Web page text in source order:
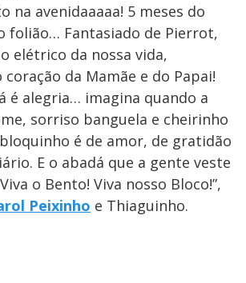
na avenidaaaaa! 5 meses do
folião… Fantasiado de Pierrot,
elétrico da nossa vida,
da Mamãe e do Papai!
é alegria… imagina quando a
sorriso banguela e cheirinho
é de amor, de gratidão
E o abadá que a gente veste
o Bento! Viva nosso Bloco!”,
Peixinho e Thiaguinho.